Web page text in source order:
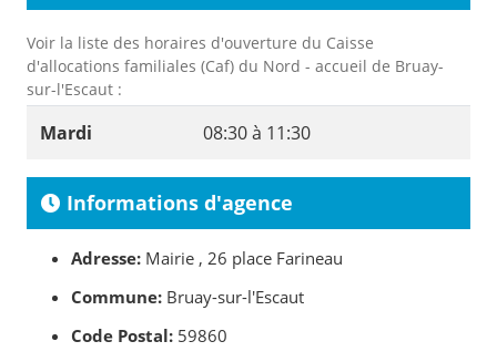
Voir la liste des horaires d'ouverture du Caisse
d'allocations familiales (Caf) du Nord - accueil de Bruay-
sur-l'Escaut :
Mardi 08:30 à 11:30
Informations d'agence
Adresse: Mairie , 26 place Farineau
Commune: Bruay-sur-l'Escaut
Code Postal: 59860